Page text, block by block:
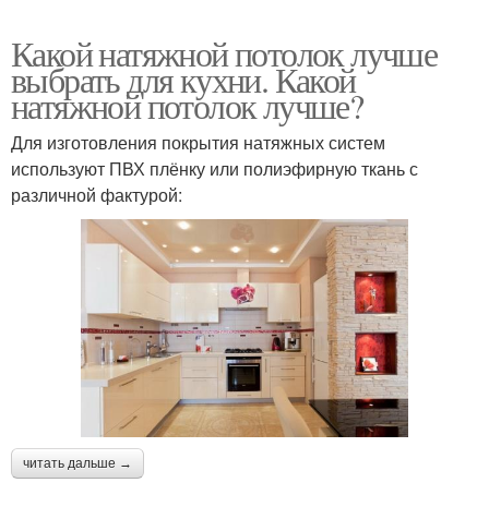
Какой натяжной потолок лучше
выбрать для кухни. Какой
натяжной потолок лучше?
Для изготовления покрытия натяжных систем
используют ПВХ плёнку или полиэфирную ткань с
различной фактурой:
читать дальше →